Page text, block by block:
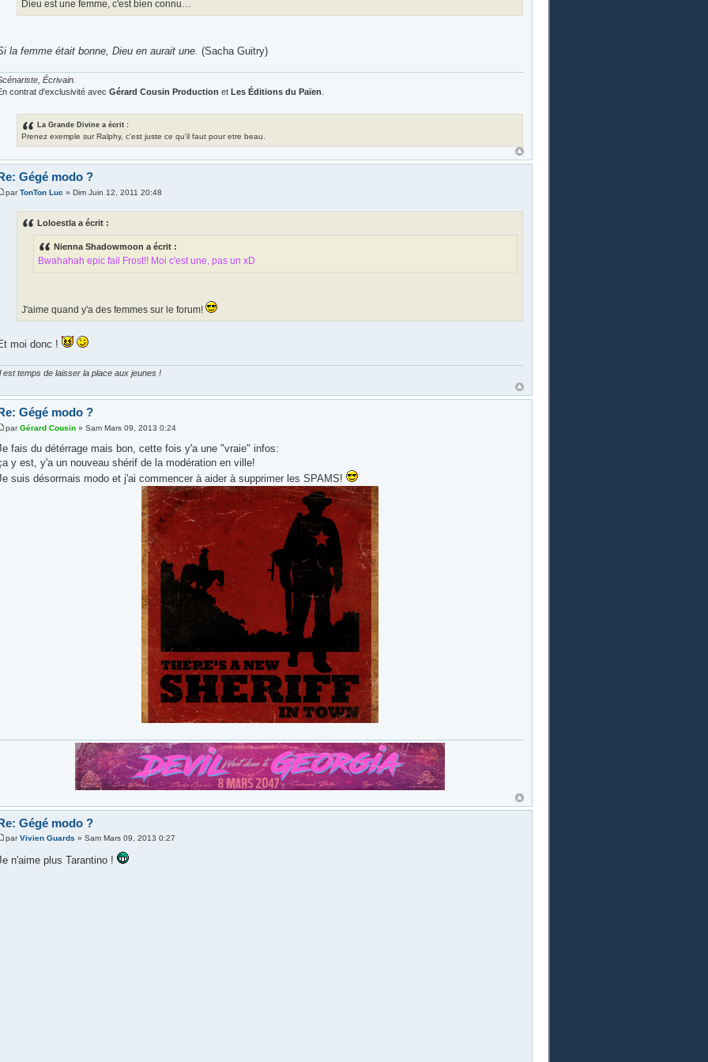
Dieu est une femme, c'est bien connu…
la femme était bonne, Dieu en aurait une. (Sacha Guitry)
Écrivain.
contrat d'exclusivité avec Gérard Cousin Production et Les Éditions du Païen
La Grande Divine a écrit :
Prenez exemple sur Ralphy, c'est juste ce qu'il faut pour etre beau.
Gégé modo ?
parTonTon Luc » Dim Juin 12, 2011 20:48
Loloestla a écrit :
Nienna Shadowmoon a écrit :
Bwahahah epic fail Frost!! Moi c'est une, pas un xD
J'aime quand y'a des femmes sur le forum!
moi donc !
est temps de laisser la place aux jeunes !
Gégé modo ?
parGérard Cousin» Sam Mars 09, 2013 0:24
fais du détérrage mais bon, cette fois y'a une "vraie" infos:
y est, y'a un nouveau shérif de la modération en ville!
suis désormais modo et j'ai commencer à aider à supprimer les SPAMS!
Gégé modo ?
parVivien Guards » Sam Mars 09, 2013 0:27
n'aime plus Tarantino !